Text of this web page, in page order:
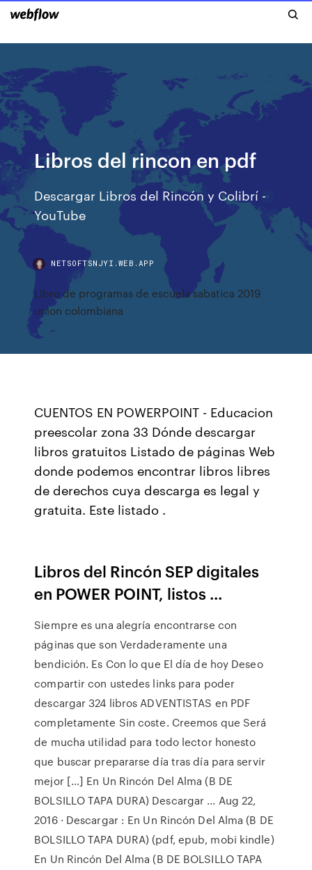
Libros del rincon en pdf
Descargar Libros del Rincón y Colibrí -
YouTube
NETSOFTSNJYI.WEB.APP
Libro de programas de escuela sabatica 2019
union colombiana
CUENTOS EN POWERPOINT - Educacion
preescolar zona 33 Dónde descargar
libros gratuitos Listado de páginas Web
donde podemos encontrar libros libres
de derechos cuya descarga es legal y
gratuita. Este listado .
Libros del Rincón SEP digitales
en POWER POINT, listos ...
Siempre es una alegría encontrarse con
páginas que son Verdaderamente una
bendición. Es Con lo que El día de hoy Deseo
compartir con ustedes links para poder
descargar 324 libros ADVENTISTAS en PDF
completamente Sin coste. Creemos que Será
de mucha utilidad para todo lector honesto
que buscar prepararse día tras día para servir
mejor […] En Un Rincón Del Alma (B DE
BOLSILLO TAPA DURA) Descargar ... Aug 22,
2016 · Descargar : En Un Rincón Del Alma (B DE
BOLSILLO TAPA DURA) (pdf, epub, mobi kindle)
En Un Rincón Del Alma (B DE BOLSILLO TAPA